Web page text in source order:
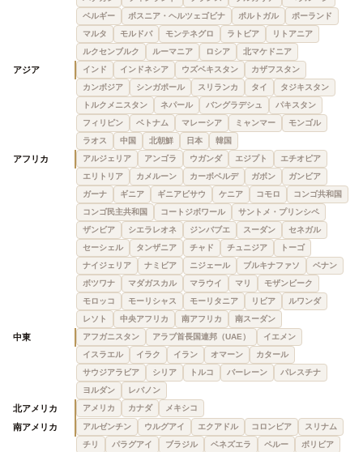
ベルギー
ボスニア・ヘルツェゴビナ ポルトガル
ポーランド
マルタ
モルドバ モンテネグロ ラトビア
リトアニア
ルクセンブルク
ルーマニア ロシア 北マケドニア
アジア インド インドネシア ウズベキスタン
カザフスタン
カンボジア
シンガポール スリランカ タイ
タジキスタン
トルクメニスタン
ネパール バングラデシュ
パキスタン
フィリピン
ベトナム マレーシア ミャンマー
モンゴル
ラオス
中国 北朝鮮 日本 韓国
アフリカ アルジェリア アンゴラ ウガンダ エジプト
エチオピア
エリトリア
カメルーン カーボベルデ ガボン
ガンビア
ガーナ
ギニア ギニアビサウ ケニア コモロ
コンゴ共和国
コンゴ民主共和国
コートジボワール
サントメ・プリンシペ
ザンビア
シエラレオネ ジンバブエ スーダン
セネガル
セーシェル
タンザニア チャド チュニジア
トーゴ
ナイジェリア
ナミビア ニジェール ブルキナファソ
ベナン
ボツワナ
マダガスカル マラウイ マリ
モザンビーク
モロッコ
モーリシャス モーリタニア リビア
ルワンダ
レソト
中央アフリカ 南アフリカ 南スーダン
中東 アフガニスタン アラブ首長国連邦（UAE）
イエメン
イスラエル
イラク イラン オマーン
カタール
サウジアラビア
シリア トルコ バーレーン
パレスチナ
ヨルダン
レバノン
北アメリカ アメリカ カナダ メキシコ
南アメリカ アルゼンチン ウルグアイ エクアドル コロンビア
スリナム
チリ
パラグアイ ブラジル ベネズエラ ペルー ボリビア